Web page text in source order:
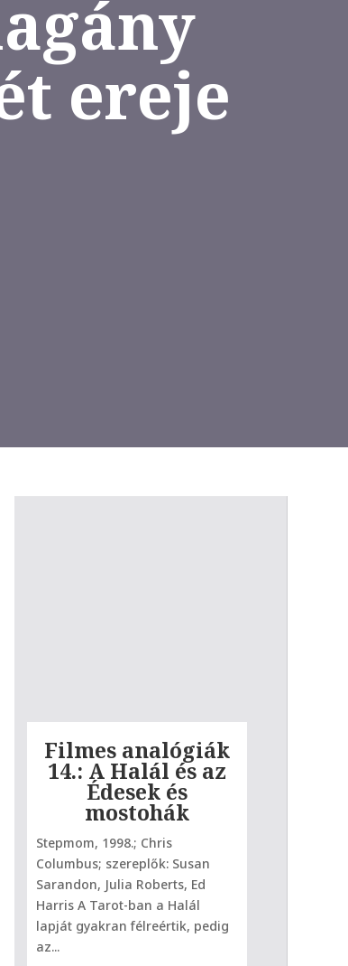
ereje
Filmes analógiák
14.: A Halál és az
Édesek és
mostohák
Stepmom, 1998.; Chris
Columbus; szereplők: Susan
Sarandon, Julia Roberts, Ed
Harris A Tarot-ban a Halál
lapját gyakran félreértik, pedig
az...